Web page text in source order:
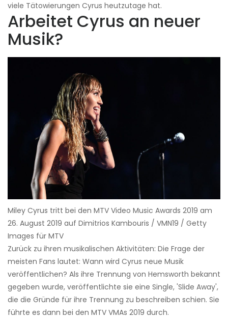
viele Tätowierungen Cyrus heutzutage hat.
Arbeitet Cyrus an neuer
Musik?
Miley Cyrus tritt bei den MTV Video Music Awards 2019 am
26. August 2019 auf Dimitrios Kambouris / VMN19 / Getty
Images für MTV
Zurück zu ihren musikalischen Aktivitäten: Die Frage der
meisten Fans lautet: Wann wird Cyrus neue Musik
veröffentlichen? Als ihre Trennung von Hemsworth bekannt
gegeben wurde, veröffentlichte sie eine Single, 'Slide Away',
die die Gründe für ihre Trennung zu beschreiben schien. Sie
führte es dann bei den MTV VMAs 2019 durch.